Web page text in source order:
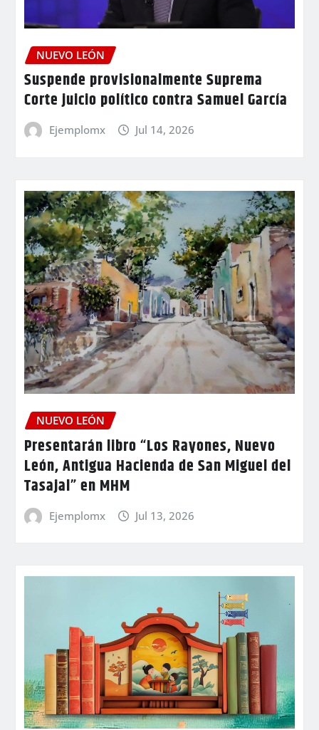
NUEVO LEÓN
Suspende provisionalmente Suprema
Corte juicio político contra Samuel García
Ejemplomx Jul 14, 2026
NUEVO LEÓN
Presentarán libro “Los Rayones, Nuevo
León, Antigua Hacienda de San Miguel del
Tasajal” en MHM
Ejemplomx Jul 13, 2026